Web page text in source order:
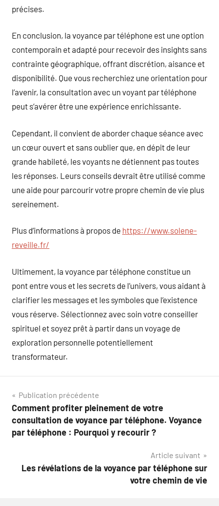
précises.
En conclusion, la voyance par téléphone est une option
contemporain et adapté pour recevoir des insights sans
contrainte géographique, offrant discrétion, aisance et
disponibilité. Que vous recherchiez une orientation pour
l’avenir, la consultation avec un voyant par téléphone
peut s’avérer être une expérience enrichissante.
Cependant, il convient de aborder chaque séance avec
un cœur ouvert et sans oublier que, en dépit de leur
grande habileté, les voyants ne détiennent pas toutes
les réponses. Leurs conseils devrait être utilisé comme
une aide pour parcourir votre propre chemin de vie plus
sereinement.
Plus d’informations à propos de https://www.solene-
reveille.fr/
Ultimement, la voyance par téléphone constitue un
pont entre vous et les secrets de l’univers, vous aidant à
clarifier les messages et les symboles que l’existence
vous réserve. Sélectionnez avec soin votre conseiller
spirituel et soyez prêt à partir dans un voyage de
exploration personnelle potentiellement
transformateur.
Navigation
de
l’article
Publication précédente
Comment profiter pleinement de votre
consultation de voyance par téléphone. Voyance
par téléphone : Pourquoi y recourir ?
Article suivant
Les révélations de la voyance par téléphone sur
votre chemin de vie